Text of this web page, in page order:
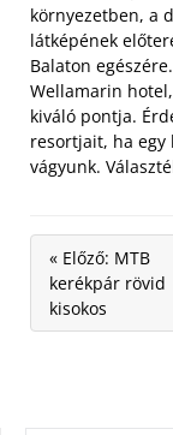
környezetben, a
látképének
Balaton
Wellamarin
kiváló pontja.
resortjait, ha egy
vágyunk.
« Előző: MTB
kerékpár rövid
kisokos